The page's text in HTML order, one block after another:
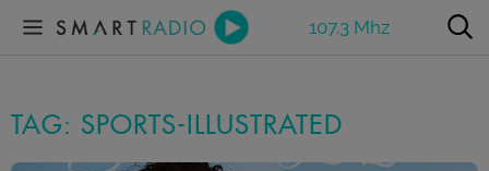
107.3 Mhz
TAG: SPORTS-ILLUSTRATED